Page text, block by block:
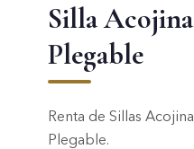
Silla
Plegable
Renta de Sillas
Plegable.